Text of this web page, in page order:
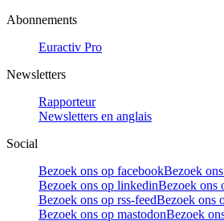
Abonnements
Euractiv Pro
Newsletters
Rapporteur
Newsletters en anglais
Social
Bezoek ons op facebookBezoek
Bezoek ons op linkedinBezoek ons
Bezoek ons op rss-feedBezoek ons
Bezoek ons op mastodonBezoek